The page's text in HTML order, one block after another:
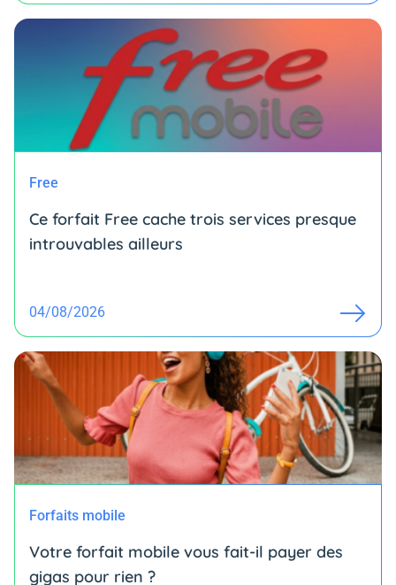
Free
Ce forfait Free cache trois services presque
introuvables ailleurs
04/08/2026
Forfaits mobile
Votre forfait mobile vous fait-il payer des
gigas pour rien ?